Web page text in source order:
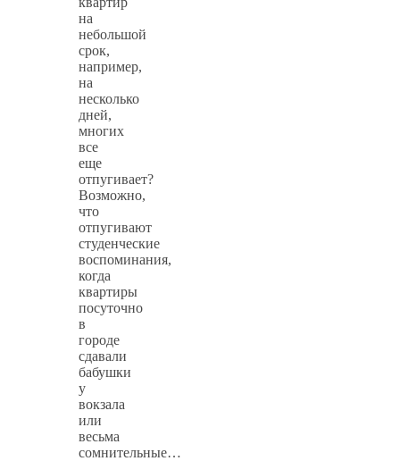
на
небольшой
срок,
например,
на
несколько
дней,
многих
все
еще
отпугивает?
Возможно,
что
отпугивают
студенческие
воспоминания,
когда
квартиры
посуточно
в
городе
сдавали
бабушки
у
вокзала
или
весьма
сомнительные…